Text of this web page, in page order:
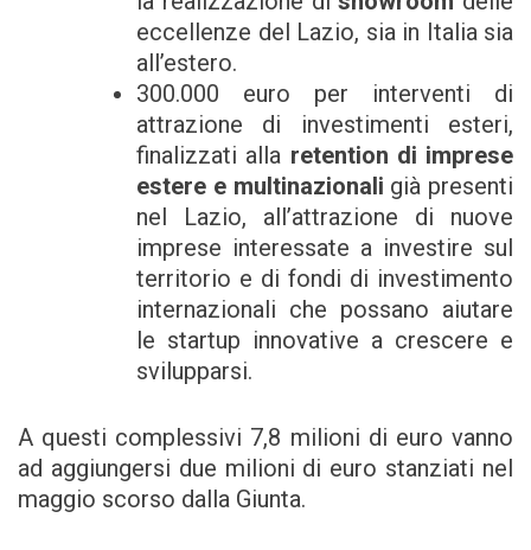
eccellenze del Lazio, sia in Italia sia
all’estero.
300.000 euro per interventi di
attrazione di investimenti esteri,
finalizzati alla retention di imprese
estere e multinazionali già presenti
nel Lazio, all’attrazione di nuove
imprese interessate a investire sul
territorio e di fondi di investimento
internazionali che possano aiutare
le startup innovative a crescere e
svilupparsi.
A questi complessivi 7,8 milioni di euro vanno
ad aggiungersi due milioni di euro stanziati nel
maggio scorso dalla Giunta.